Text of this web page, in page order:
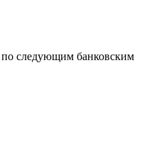
следующим банковским